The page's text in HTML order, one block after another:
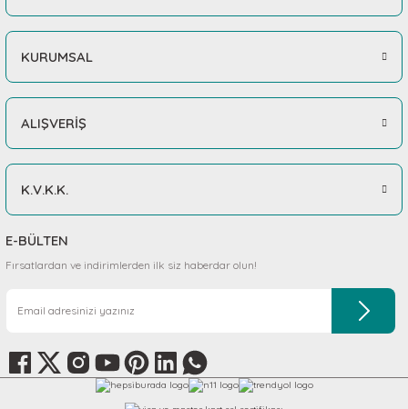
KURUMSAL
ALIŞVERİŞ
K.V.K.K.
E-BÜLTEN
Fırsatlardan ve indirimlerden ilk siz haberdar olun!